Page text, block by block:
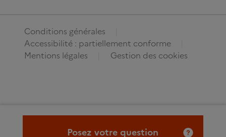
Posez votre question
Conditions générales
Accessibilité : partiellement conforme
Mentions légales
Gestion des cookies